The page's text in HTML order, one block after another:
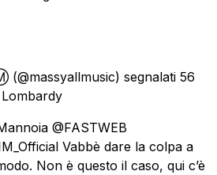
(@massyallmusic) segnalati 56
@FASTWEB
Vabbè dare la colpa a
Non è questo il caso, qui c’è